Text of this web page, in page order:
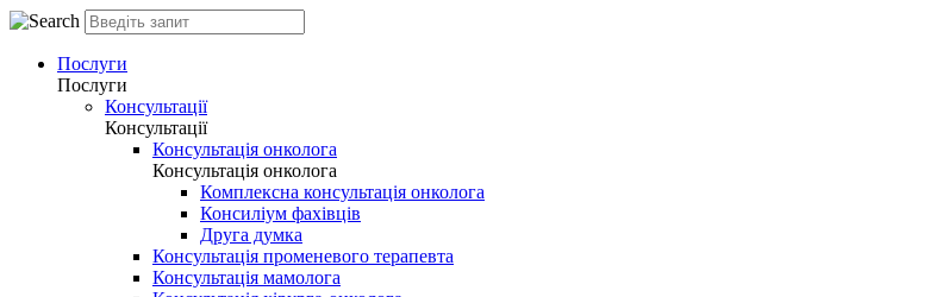
Послуги
Послуги
Консультації
Консультації
Консультація онколога
Консультація онколога
Комплексна консультація онколога
Консиліум фахівців
Друга думка
Консультація променевого терапевта
Консультація мамолога